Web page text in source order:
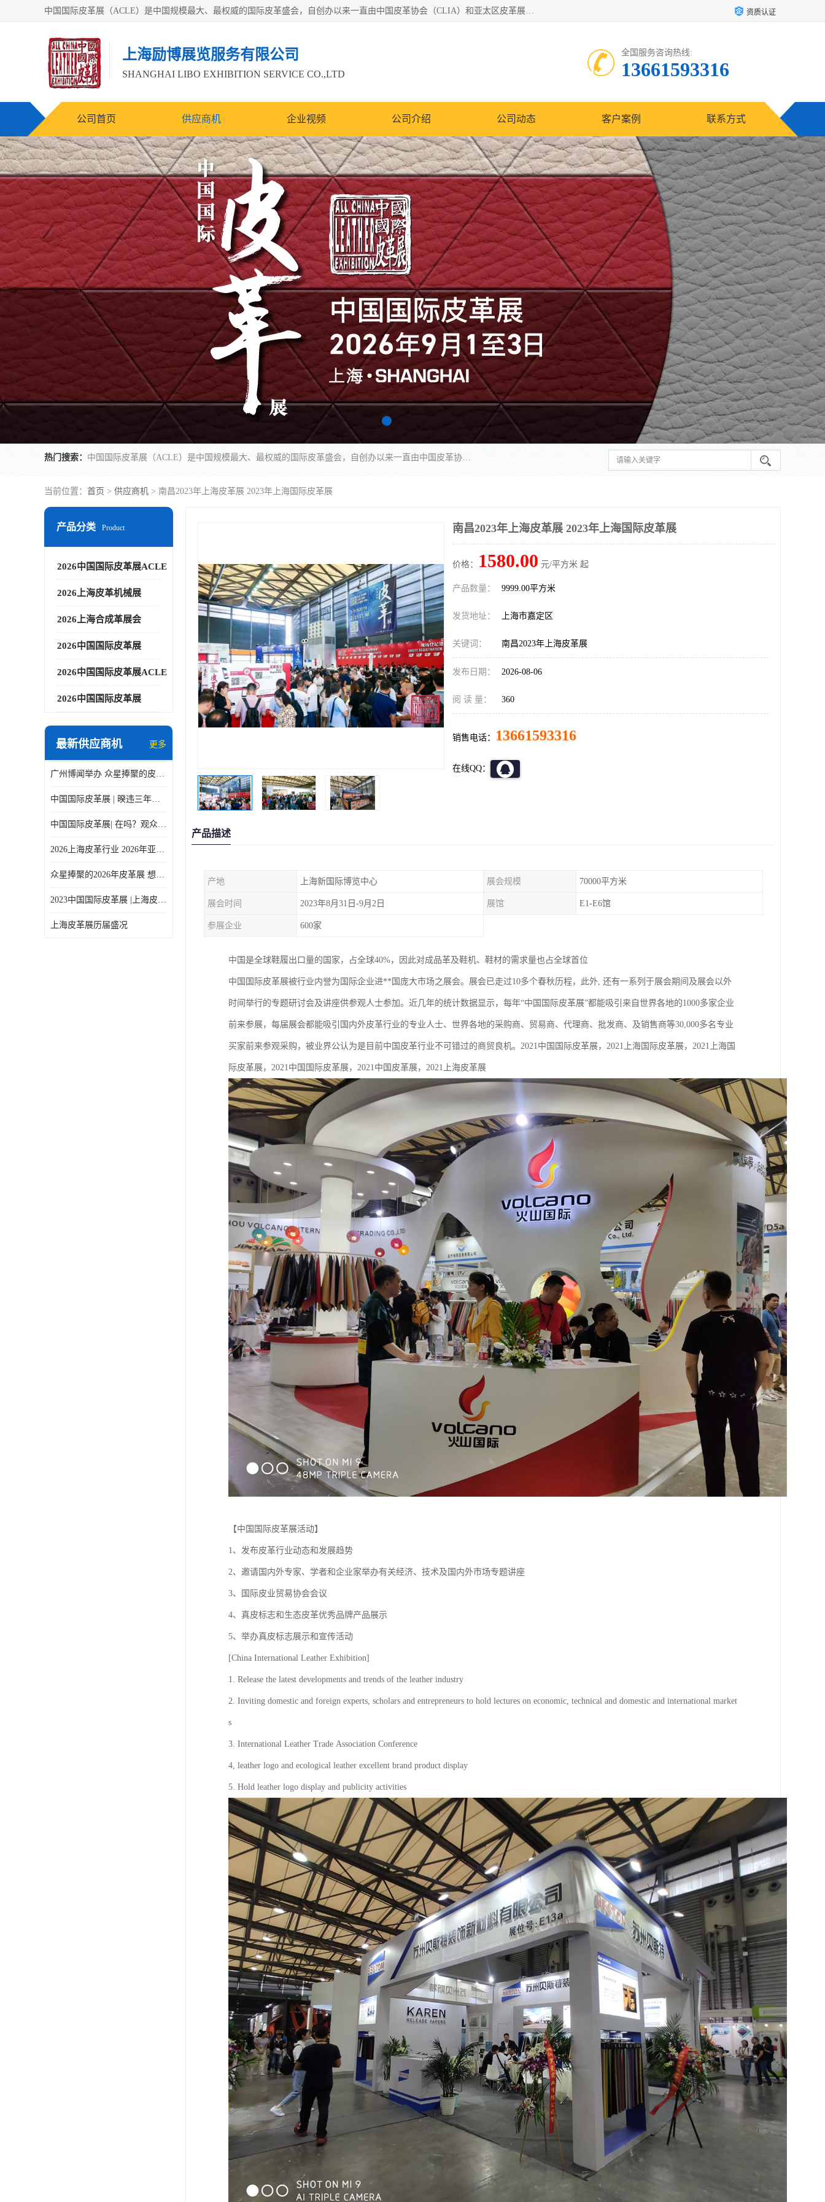
中国国际皮革展（ACLE）是中国规模最大、最权威的国际皮革盛会，自创办以来一直由中国皮革协会（CLIA）和亚太区皮革展有限公司（APLF）共同举办 资质认证
上海励博展览服务有限公司
SHANGHAI LIBO EXHIBITION SERVICE CO.,LTD
全国服务咨询热线:
13661593316
公司首页 供应商机 企业视频 公司介绍 公司动态 客户案例 联系方式
热门搜索： 中国国际皮革展（ACLE）是中国规模最大、最权威的国际皮革盛会，自创办以来一直由中国皮革协会（CLIA）和亚太区皮革展有限公司（APLF）共同举办
当前位置： 首页 > 供应商机 > 南昌2023年上海皮革展 2023年上海国际皮革展
产品分类 Product
2026中国国际皮革展ACLE
2026上海皮革机械展
2026上海合成革展会
2026中国国际皮革展
2026中国国际皮革展ACLE
2026中国国际皮革展
最新供应商机 更多
广州博闻举办 众星捧聚的皮革展
中国国际皮革展 | 暌违三年，9月上海见！
中国国际皮革展| 在吗？观众预登记在线Cue你了
2026上海皮革行业 2026年亚太皮革展上海展
众星捧聚的2026年皮革展 想参加
2023中国国际皮革展 |上海皮革展 |行业盛事回归，重振中国皮革业
上海皮革展历届盛况
南昌2023年上海皮革展 2023年上海国际皮革展
价格： 1580.00 元/平方米 起
产品数量： 9999.00平方米
发货地址： 上海市嘉定区
关键词： 南昌2023年上海皮革展
发布日期： 2026-08-06
阅 读 量： 360
销售电话： 13661593316
在线QQ：
产品描述
产地 上海新国际博览中心 展会规模 70000平方米
展会时间 2023年8月31日-9月2日 展馆 E1-E6馆
参展企业 600家
中国是全球鞋履出口量的国家，占全球40%，因此对成品革及鞋机、鞋材的需求量也占全球首位
中国国际皮革展被行业内誉为国际企业进**国庞大市场之展会。展会已走过10多个春秋历程，此外, 还有一系列于展会期间及展会以外
时间举行的专题研讨会及讲座供参观人士参加。近几年的统计数据显示，每年“中国国际皮革展”都能吸引来自世界各地的1000多家企业
前来参展，每届展会都能吸引国内外皮革行业的专业人士、世界各地的采购商、贸易商、代理商、批发商、及销售商等30,000多名专业
买家前来参观采购，被业界公认为是目前中国皮革行业不可错过的商贸良机。2021中国国际皮革展，2021上海国际皮革展，2021上海国
际皮革展，2021中国国际皮革展，2021中国皮革展，2021上海皮革展
【中国国际皮革展活动】
1、发布皮革行业动态和发展趋势
2、邀请国内外专家、学者和企业家举办有关经济、技术及国内外市场专题讲座
3、国际皮业贸易协会会议
4、真皮标志和生态皮革优秀品牌产品展示
5、举办真皮标志展示和宣传活动
[China International Leather Exhibition]
1. Release the latest developments and trends of the leather industry
2. Inviting domestic and foreign experts, scholars and entrepreneurs to hold lectures on economic, technical and domestic and international market
s
3. International Leather Trade Association Conference
4, leather logo and ecological leather excellent brand product display
5. Hold leather logo display and publicity activities